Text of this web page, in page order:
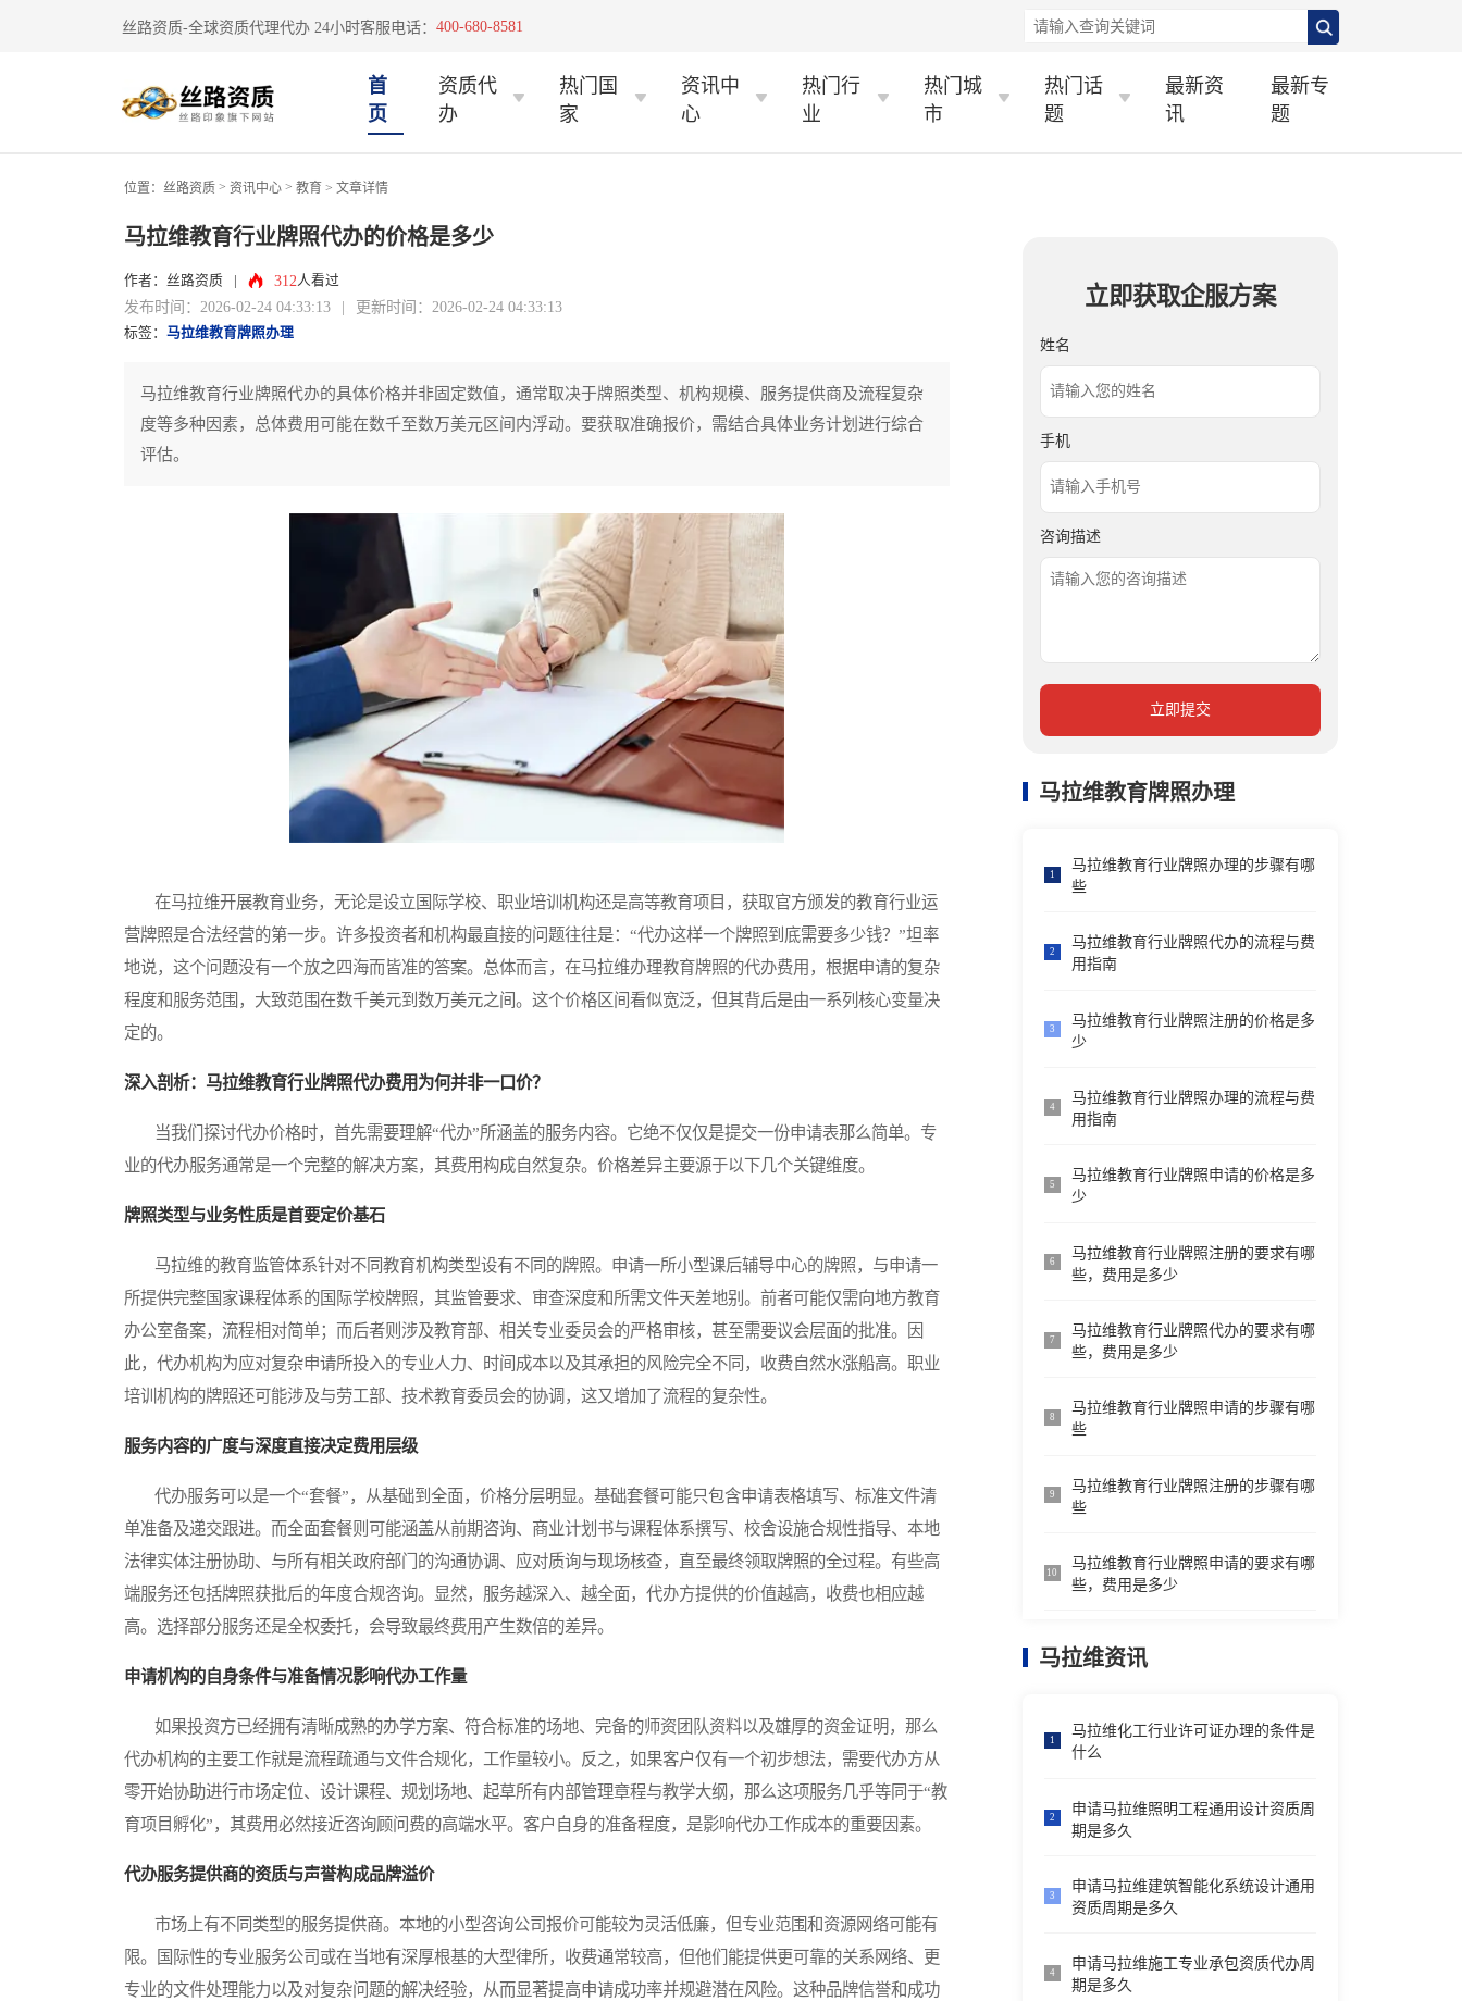
丝路资质-全球资质代理代办 24小时客服电话： 400-680-8581
首
页
资质代
办
热门国
家
资讯中
心
热门行
业
热门城
市
热门话
题
最新资
讯
最新专
题
位置： 丝路资质 > 资讯中心 > 教育 > 文章详情
马拉维教育行业牌照代办的价格是多少
作者：丝路资质 312人看过
发布时间：2026-02-24 04:33:13 | 更新时间：2026-02-24 04:33:13
标签： 马拉维教育牌照办理
马拉维教育行业牌照代办的具体价格并非固定数值，通常取决于牌照类型、机构规模、服务提供商及流程复杂
度等多种因素，总体费用可能在数千至数万美元区间内浮动。要获取准确报价，需结合具体业务计划进行综合
评估。
在马拉维开展教育业务，无论是设立国际学校、职业培训机构还是高等教育项目，获取官方颁发的教育行业运
营牌照是合法经营的第一步。许多投资者和机构最直接的问题往往是：“代办这样一个牌照到底需要多少钱？”坦率
地说，这个问题没有一个放之四海而皆准的答案。总体而言，在马拉维办理教育牌照的代办费用，根据申请的复杂
程度和服务范围，大致范围在数千美元到数万美元之间。这个价格区间看似宽泛，但其背后是由一系列核心变量决
定的。
深入剖析：马拉维教育行业牌照代办费用为何并非一口价？
当我们探讨代办价格时，首先需要理解“代办”所涵盖的服务内容。它绝不仅仅是提交一份申请表那么简单。专
业的代办服务通常是一个完整的解决方案，其费用构成自然复杂。价格差异主要源于以下几个关键维度。
牌照类型与业务性质是首要定价基石
马拉维的教育监管体系针对不同教育机构类型设有不同的牌照。申请一所小型课后辅导中心的牌照，与申请一
所提供完整国家课程体系的国际学校牌照，其监管要求、审查深度和所需文件天差地别。前者可能仅需向地方教育
办公室备案，流程相对简单；而后者则涉及教育部、相关专业委员会的严格审核，甚至需要议会层面的批准。因
此，代办机构为应对复杂申请所投入的专业人力、时间成本以及其承担的风险完全不同，收费自然水涨船高。职业
培训机构的牌照还可能涉及与劳工部、技术教育委员会的协调，这又增加了流程的复杂性。
服务内容的广度与深度直接决定费用层级
代办服务可以是一个“套餐”，从基础到全面，价格分层明显。基础套餐可能只包含申请表格填写、标准文件清
单准备及递交跟进。而全面套餐则可能涵盖从前期咨询、商业计划书与课程体系撰写、校舍设施合规性指导、本地
法律实体注册协助、与所有相关政府部门的沟通协调、应对质询与现场核查，直至最终领取牌照的全过程。有些高
端服务还包括牌照获批后的年度合规咨询。显然，服务越深入、越全面，代办方提供的价值越高，收费也相应越
高。选择部分服务还是全权委托，会导致最终费用产生数倍的差异。
申请机构的自身条件与准备情况影响代办工作量
如果投资方已经拥有清晰成熟的办学方案、符合标准的场地、完备的师资团队资料以及雄厚的资金证明，那么
代办机构的主要工作就是流程疏通与文件合规化，工作量较小。反之，如果客户仅有一个初步想法，需要代办方从
零开始协助进行市场定位、设计课程、规划场地、起草所有内部管理章程与教学大纲，那么这项服务几乎等同于“教
育项目孵化”，其费用必然接近咨询顾问费的高端水平。客户自身的准备程度，是影响代办工作成本的重要因素。
代办服务提供商的资质与声誉构成品牌溢价
市场上有不同类型的服务提供商。本地的小型咨询公司报价可能较为灵活低廉，但专业范围和资源网络可能有
限。国际性的专业服务公司或在当地有深厚根基的大型律所，收费通常较高，但他们能提供更可靠的关系网络、更
专业的文件处理能力以及对复杂问题的解决经验，从而显著提高申请成功率并规避潜在风险。这种品牌信誉和成功
立即获取企服方案
姓名
手机
咨询描述
立即提交
马拉维教育牌照办理
1
马拉维教育行业牌照办理的步骤有哪
些
2
马拉维教育行业牌照代办的流程与费
用指南
3
马拉维教育行业牌照注册的价格是多
少
4
马拉维教育行业牌照办理的流程与费
用指南
5
马拉维教育行业牌照申请的价格是多
少
6
马拉维教育行业牌照注册的要求有哪
些，费用是多少
7
马拉维教育行业牌照代办的要求有哪
些，费用是多少
8
马拉维教育行业牌照申请的步骤有哪
些
9
马拉维教育行业牌照注册的步骤有哪
些
10
马拉维教育行业牌照申请的要求有哪
些，费用是多少
马拉维资讯
1
马拉维化工行业许可证办理的条件是
什么
2
申请马拉维照明工程通用设计资质周
期是多久
3
申请马拉维建筑智能化系统设计通用
资质周期是多久
4
申请马拉维施工专业承包资质代办周
期是多久